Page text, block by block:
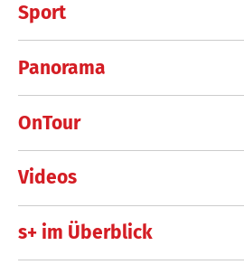
Sport
Panorama
OnTour
Videos
s+ im Überblick